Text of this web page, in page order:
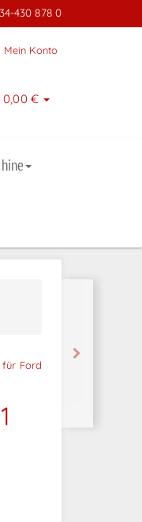
430 878 0
Mein Konto
0,00 €
für Ford